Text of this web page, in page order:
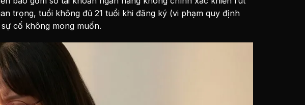
trọng, tuổi không đủ 21 tuổi khi đăng ký (vi phạm quy định
cố không mong muốn.